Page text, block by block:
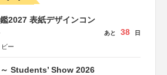
2027 表紙デザインコン
ー
あと 38 日
Students’ Show 2026